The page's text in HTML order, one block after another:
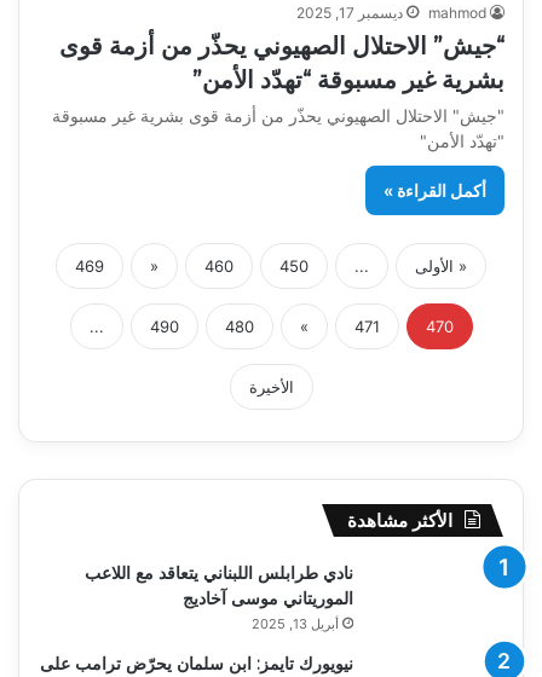
mahmod ديسمبر 17, 2025
“جيش” الاحتلال الصهيوني يحذّر من أزمة قوى
بشرية غير مسبوقة “تهدّد الأمن”
"جيش" الاحتلال الصهيوني يحذّر من أزمة قوى بشرية غير مسبوقة
"تهدّد الأمن"
أكمل القراءة »
« الأولى ...
450
460
«
469
470
471
»
480
490
...
الأخيرة
الأكثر مشاهدة
نادي طرابلس اللبناني يتعاقد مع اللاعب
الموريتاني موسى آخاديج
أبريل 13, 2025
نيويورك تايمز: ابن سلمان يحرّض ترامب على